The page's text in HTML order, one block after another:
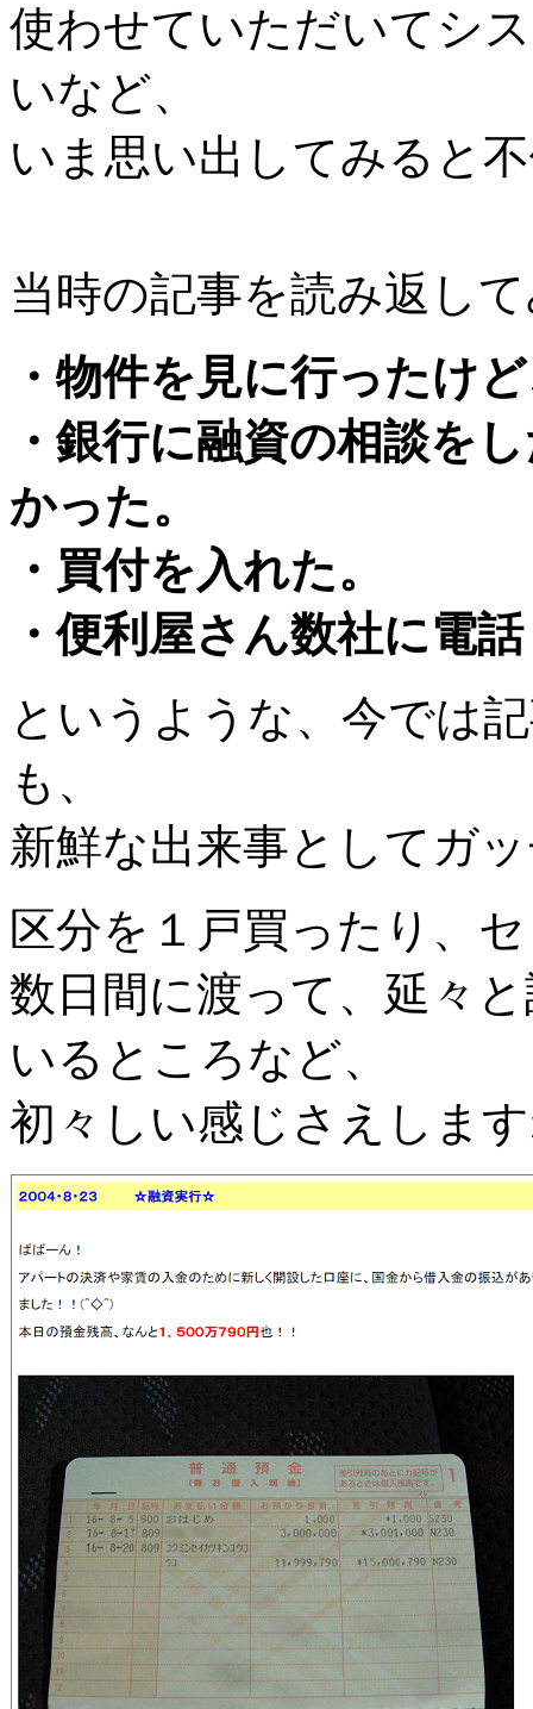
使わせていただいてシ
いなど、
いま思い出してみると
当時の記事を読み返し
・物件を見に行ったけ
・銀行に融資の相談を
かった。
・買付を入れた。
・便利屋さん数社に電
というような、今では
も、
新鮮な出来事としてガ
区分を１戸買ったり、
数日間に渡って、延々
いるところなど、
初々しい感じさえしま